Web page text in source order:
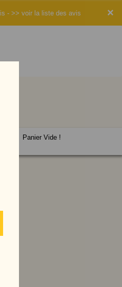
×
- >> voir la liste des avis
Panier Vide !